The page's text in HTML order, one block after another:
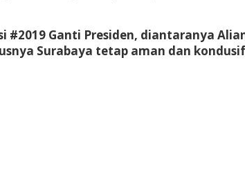
Ganti Presiden, diantaranya
Surabaya tetap aman dan